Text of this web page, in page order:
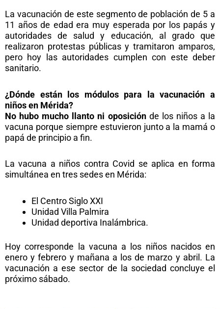
La vacunación de este segmento de población de 5 a
11 años de edad era muy esperada por los papás y
autoridades de salud y educación, al grado que
realizaron protestas públicas y tramitaron amparos,
pero hoy las autoridades cumplen con este deber
sanitario.
¿Dónde están los módulos para la vacunación a
niños en Mérida?
No hubo mucho llanto ni oposiciónde los niños a la
vacuna porque siempre estuvieron junto a la mamá o
papá de principio a fin.
La vacuna a niños contra Covid se aplica en forma
simultánea en tres sedes en Mérida:
El Centro Siglo XXI
Unidad Villa Palmira
Unidad deportiva Inalámbrica.
Hoy corresponde la vacuna a los niños nacidos en
enero y febrero y mañana a los de marzo y abril. La
vacunación a ese sector de la sociedad concluye el
próximo sábado.